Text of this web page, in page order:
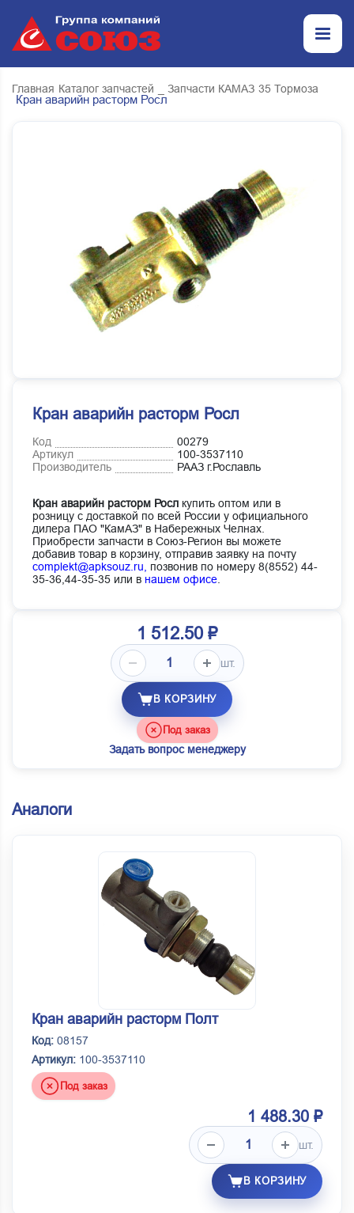
Главная Каталог запчастей _ Запчасти КАМАЗ 35 Тормоза
Кран аварийн расторм Росл
Кран аварийн расторм Росл
Код
00279
Артикул
100-3537110
Производитель
РААЗ г.Рославль
Кран аварийн расторм Росл купить оптом или в
розницу с доставкой по всей России у официального
дилера ПАО "КамАЗ" в Набережных Челнах.
Приобрести запчасти в Союз-Регион вы можете
добавив товар в корзину, отправив заявку на почту
complekt@apksouz.ru,
позвонив по номеру 8(8552) 44-
35-36,44-35-35 или в нашем офисе
1 512.50 ₽
шт.
В КОРЗИНУ
Под заказ
Задать вопрос менеджеру
Аналоги
Кран аварийн расторм Полт
Код: 08157
Артикул: 100-3537110
Под заказ
1 488.30 ₽
шт.
В КОРЗИНУ